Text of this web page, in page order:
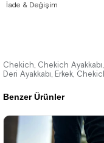
İade & Değişim
Benzer Ürünler
Chekich, Chekich Ayakkabı,
Deri Ayakkabı, Erkek,